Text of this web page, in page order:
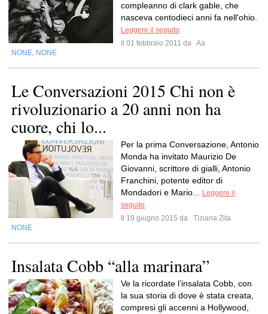
compleanno di clark gable, che
nasceva centodieci anni fa nell'ohio.
Leggere il seguito
Il 01 febbraio 2011 da Aa
NONE NONE
Le Conversazioni 2015 Chi non è
rivoluzionario a 20 anni non ha
cuore, chi lo...
Per la prima Conversazione, Antonio
Monda ha invitato Maurizio De
Giovanni, scrittore di gialli, Antonio
Franchini, potente editor di
Mondadori e Mario...
Leggere il
seguito
Il 19 giugno 2015 da
Tiziana Zita
NONE
Insalata Cobb “alla marinara”
Ve la ricordate l’insalata Cobb, con
la sua storia di dove è stata creata,
compresi gli accenni a Hollywood,